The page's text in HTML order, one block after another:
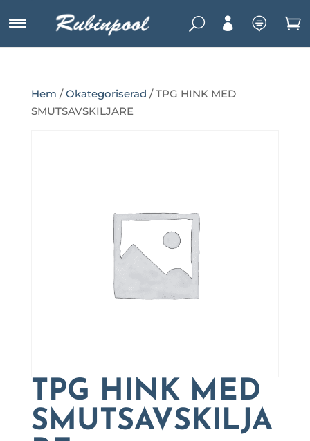
U   
Hem /Okategoriserad / TPG HINK MED
SMUTSAVSKILJARE
TPG HINK MED
SMUTSAVSKILJA